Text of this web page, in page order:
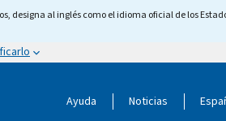
designa al inglés como el idioma oficial de los
Ayuda Noticias